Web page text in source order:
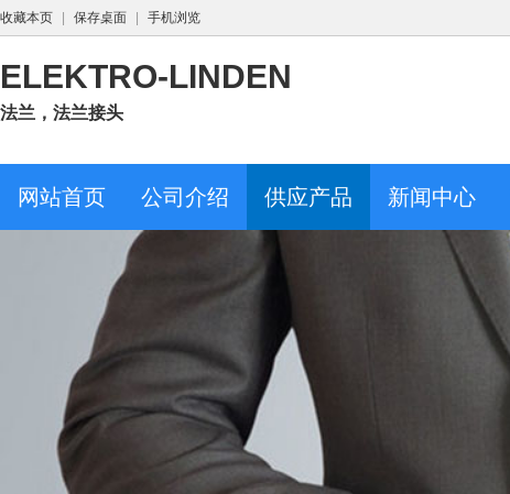
收藏本页 保存桌面 手机浏览
ELEKTRO-LINDEN
法兰，法兰接头
网站首页 公司介绍 供应产品 新闻中心